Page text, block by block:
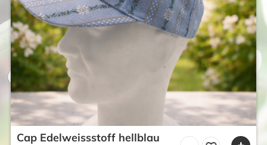
Cap Edelweissstoff hellblau